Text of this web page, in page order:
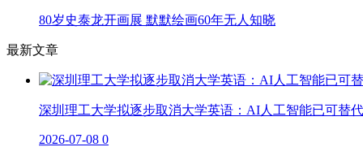
80岁史泰龙开画展 默默绘画60年无人知晓
最新文章
深圳理工大学拟逐步取消大学英语：AI人工智能已可替代
2026-07-08 0